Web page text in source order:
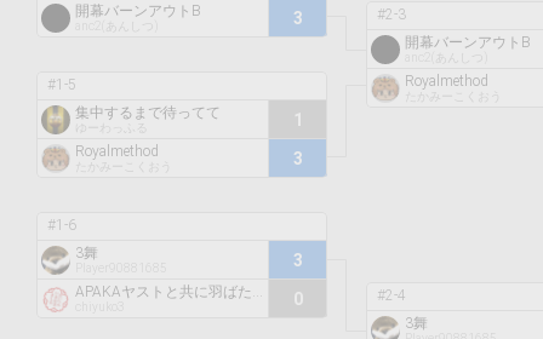
開幕バーンアウトB 3
#1-5
集中するまで待ってて
ゆーわっふる 1
Royalmethod 3
#1-6
3舞
3
0
#2-3
開幕バーンアウトB
Royalmethod
#2-4
3舞